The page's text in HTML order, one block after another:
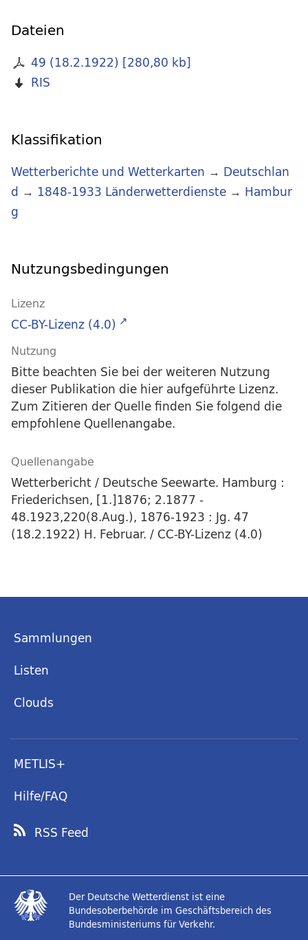
Dateien
49 (18.2.1922) [280,80 kb]
RIS
Klassifikation
Wetterberichte und Wetterkarten → Deutschlan
d → 1848-1933 Länderwetterdienste → Hambur
g
Nutzungsbedingungen
Lizenz
CC-BY-Lizenz (4.0)
Nutzung
Bitte beachten Sie bei der weiteren Nutzung
dieser Publikation die hier aufgeführte Lizenz.
Zum Zitieren der Quelle finden Sie folgend die
empfohlene Quellenangabe.
Quellenangabe
Wetterbericht / Deutsche Seewarte. Hamburg :
Friederichsen, [1.]1876; 2.1877 -
48.1923,220(8.Aug.), 1876-1923 : Jg. 47
(18.2.1922) H. Februar. / CC-BY-Lizenz (4.0)
Sammlungen
Listen
Clouds
METLIS+
Hilfe/FAQ
RSS Feed
Der Deutsche Wetterdienst ist eine
Bundesoberbehörde im Geschäftsbereich des
Bundesministeriums für Verkehr.